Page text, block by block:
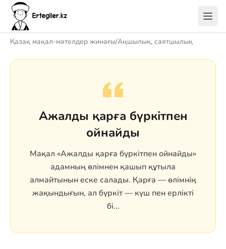
Қазақ мақал-мәтелдер жинағы/Аңшылық, саятшылық
Ажалды қарға бүркітпен
ойнайды
Мақал «Ажалды қарға бүркітпен ойнайды»
адамның өлімнен қашып құтыла
алмайтынын еске салады. Қарға — өлімнің
жақындығын, ал бүркіт — күш пен ерлікті
бі...